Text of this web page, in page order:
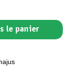
le panier